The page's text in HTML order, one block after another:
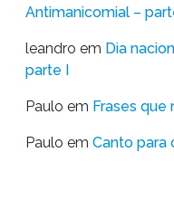
Antimanicomial –
leandro em Dia
parte I
Paulo em Frases que
Paulo em Canto para